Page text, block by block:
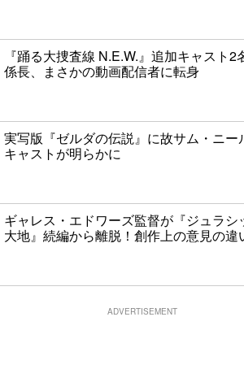
『踊る大捜査線 N.E.W.』追加キャス
係長、まさかの動画配信者に転身
実写版『ゼルダの伝説』に故サム・ニ
キャストが明らかに
ギャレス・エドワーズ監督が『ジュラ
大地』続編から離脱！創作上の意見の違
ADVERTISEMENT